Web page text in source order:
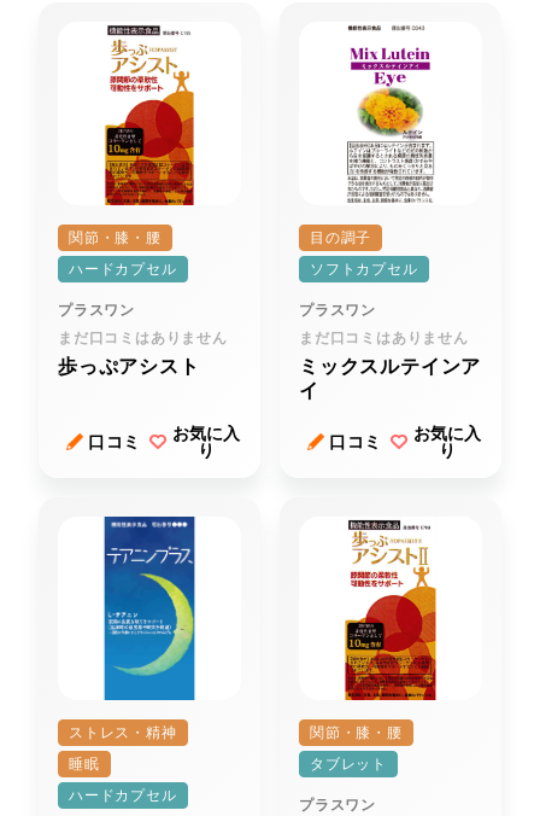
関節・膝・腰
ハードカプセル
プラスワン
まだ口コミはありません
歩っぷアシスト
口コミ
お気に入
り
目の調子
ソフトカプセル
プラスワン
まだ口コミはありません
ミックスルテインア
イ
口コミ
お気に入
り
ストレス・精神
睡眠
ハードカプセル
関節・膝・腰
タブレット
プラスワン